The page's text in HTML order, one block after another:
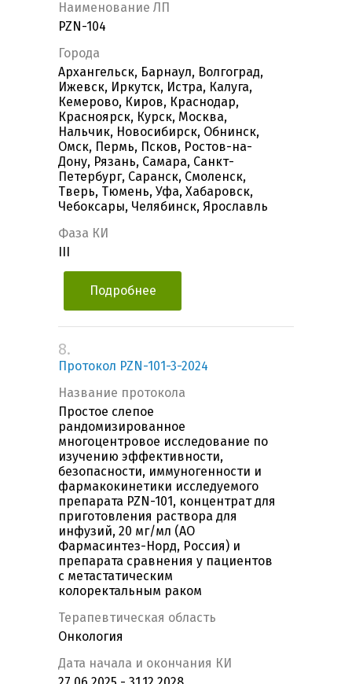
Наименование ЛП
PZN-104
Города
Архангельск, Барнаул, Волгоград,
Ижевск, Иркутск, Истра, Калуга,
Кемерово, Киров, Краснодар,
Красноярск, Курск, Москва,
Нальчик, Новосибирск, Обнинск,
Омск, Пермь, Псков, Ростов-на-
Дону, Рязань, Самара, Санкт-
Петербург, Саранск, Смоленск,
Тверь, Тюмень, Уфа, Хабаровск,
Чебоксары, Челябинск, Ярославль
Фаза КИ
Подробнее
8.
Протокол PZN-101-3-2024
Название протокола
Простое слепое
рандомизированное
многоцентровое исследование по
изучению эффективности,
безопасности, иммуногенности и
фармакокинетики исследуемого
препарата PZN-101, концентрат для
приготовления раствора для
инфузий, 20 мг/мл (АО
Фармасинтез-Норд, Россия) и
препарата сравнения у пациентов
с метастатическим
колоректальным раком
Терапевтическая область
Онкология
Дата начала и окончания КИ